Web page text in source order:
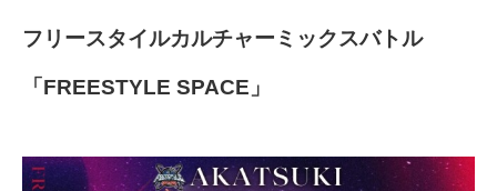
フリースタイルカルチャーミックスバトル
「FREESTYLE SPACE」